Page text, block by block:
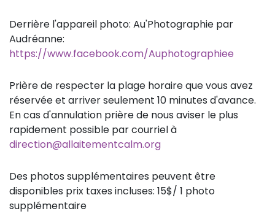
Derrière l'appareil photo: Au'Photographie par
Audréanne:
https://www.facebook.com/Auphotographiee
Prière de respecter la plage horaire que vous avez
réservée et arriver seulement 10 minutes d'avance.
En cas d'annulation prière de nous aviser le plus
rapidement possible par courriel à
direction@allaitementcalm.org
Des photos supplémentaires peuvent être
disponibles prix taxes incluses: 15$/ 1 photo
supplémentaire